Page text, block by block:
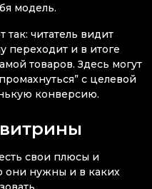
модель.
читатель видит
переходит и в итоге
товаров. Здесь могут
с целевой
конверсию.
свои плюсы и
они нужны и в каких